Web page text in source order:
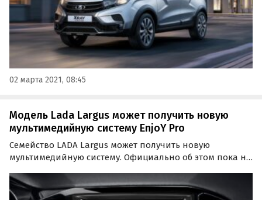
02 марта 2021, 08:45
Модель Lada Largus может получить новую
мультимедийную систему EnjoY Pro
Семейство LADA Largus может получить новую
мультимедийную систему. Официально об этом пока не
изображения накануне появились в базе
Федерального института промышленной